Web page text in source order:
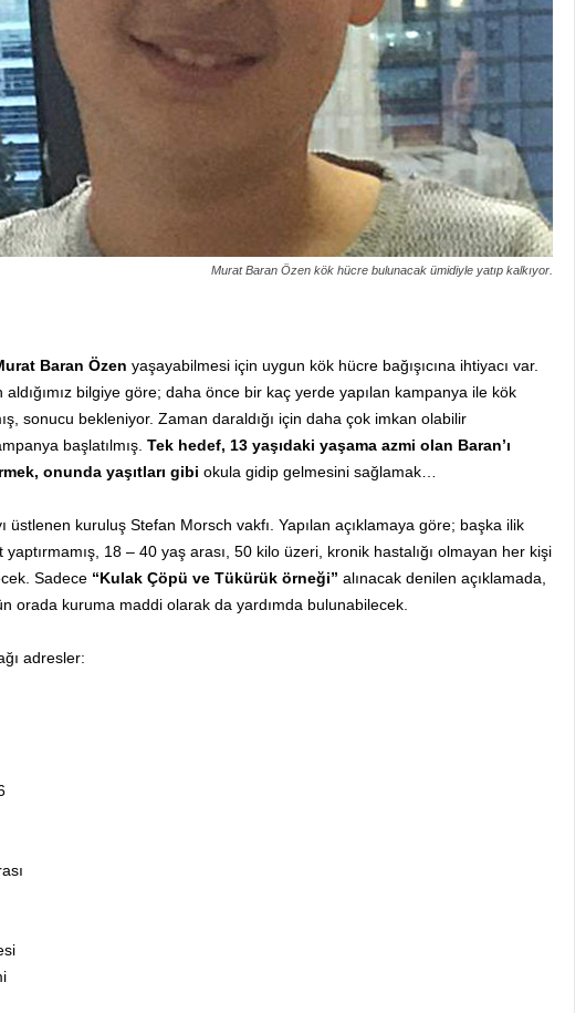
Murat Baran Özen kök hücre bulunacak ümidiyle yatıp kalkıyor.
Baran Özen yaşayabilmesi için uygun kök hücre bağışıcına ihtiyacı var.
aldığımız bilgiye göre; daha önce bir kaç yerde yapılan kampanya ile kök
sonucu bekleniyor. Zaman daraldığı için daha çok imkan olabilir
başlatılmış. Tek hedef, 13 yaşıdaki yaşama azmi olan Baran’ı
onunda yaşıtları gibi okula gidip gelmesini sağlamak…
üstlenen kuruluş Stefan Morsch vakfı. Yapılan açıklamaya göre; başka ilik
yaptırmamış, 18 – 40 yaş arası, 50 kilo üzeri, kronik hastalığı olmayan her kişi
Sadece “Kulak Çöpü ve Tükürük örneği” alınacak denilen açıklamada,
orada kuruma maddi olarak da yardımda bulunabilecek.
adresler: